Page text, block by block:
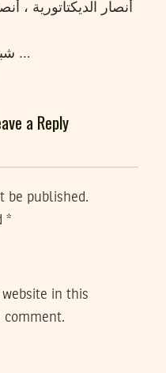
أنصار الديكتاتورية ،
شبعة ضحك في تونس …
a Reply
be published.
*
in this